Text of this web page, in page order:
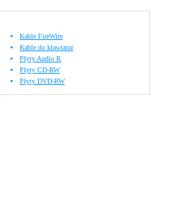
Kable FireWire
Kable do klawiatur
Płyty Audio R
Płyty CD-RW
Płyty DVD-RW